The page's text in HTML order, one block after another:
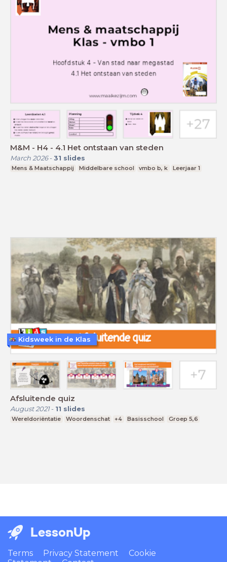
M&M - H4 - 4.1 Het ontstaan van steden
March 2026- 31 slides
Mens & Maatschappij Middelbare school vmbo b, k Leerjaar 1
Afsluitende quiz
August 2021- 11 slides
Wereldoriëntatie Woordenschat +4 Basisschool Groep 5,6
Kidsweek in de Klas
LessonUp
Terms Privacy Statement
Cookie